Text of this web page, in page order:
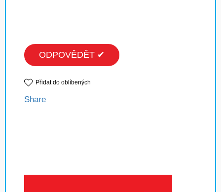
ODPOVĚDĚT ✔
Přidat do oblíbených
Share